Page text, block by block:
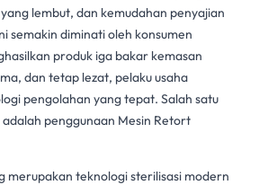
lembut, dan kemudahan penyajian
semakin diminati oleh konsumen
produk iga bakar kemasan
dan tetap lezat, pelaku usaha
pengolahan yang tepat. Salah satu
penggunaan Mesin Retort
merupakan teknologi sterilisasi modern